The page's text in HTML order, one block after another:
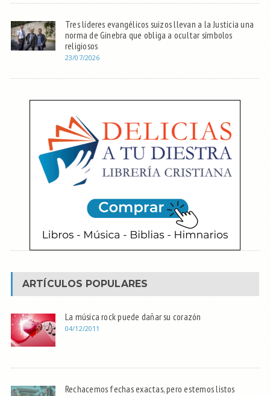
Tres líderes evangélicos suizos llevan a la Justicia una
norma de Ginebra que obliga a ocultar símbolos
religiosos
23/07/2026
ARTÍCULOS POPULARES
La música rock puede dañar su corazón
04/12/2011
Rechacemos fechas exactas, pero estemos listos